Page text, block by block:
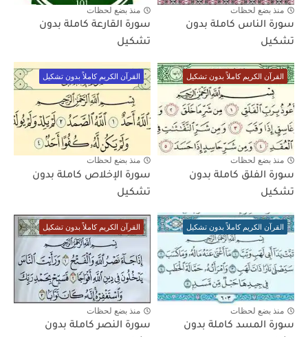
منذ بضع لحظات
سورة الناس كاملة بدون
تشكيل
منذ بضع لحظات
سورة القارعة كاملة بدون
تشكيل
القرآن الكريم كاملاً بدون تشكيل
منذ بضع لحظات
سورة الفلق كاملة بدون
تشكيل
القرآن الكريم كاملاً بدون تشكيل
منذ بضع لحظات
سورة الإخلاص كاملة بدون
تشكيل
القرآن الكريم كاملاً بدون تشكيل
منذ بضع لحظات
سورة المسد كاملة بدون
القرآن الكريم كاملاً بدون تشكيل
منذ بضع لحظات
سورة النصر كاملة بدون